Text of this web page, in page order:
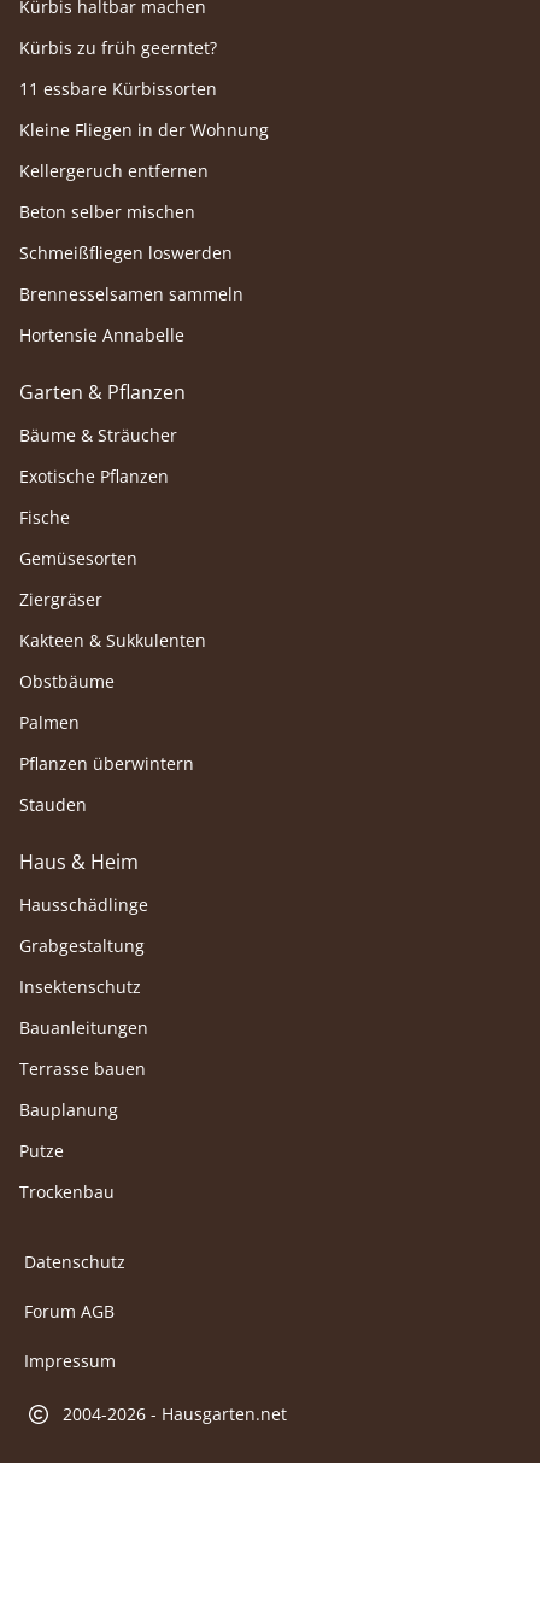
Kürbis haltbar machen
Kürbis zu früh geerntet?
11 essbare Kürbissorten
Kleine Fliegen in der Wohnung
Kellergeruch entfernen
Beton selber mischen
Schmeißfliegen loswerden
Brennesselsamen sammeln
Hortensie Annabelle
Garten & Pflanzen
Bäume & Sträucher
Exotische Pflanzen
Fische
Gemüsesorten
Ziergräser
Kakteen & Sukkulenten
Obstbäume
Palmen
Pflanzen überwintern
Stauden
Haus & Heim
Hausschädlinge
Grabgestaltung
Insektenschutz
Bauanleitungen
Terrasse bauen
Bauplanung
Putze
Trockenbau
Datenschutz
Forum AGB
Impressum
2004-2026 - Hausgarten.net